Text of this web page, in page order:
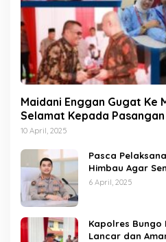
Maidani Enggan Gugat Ke
Selamat Kepada
10 April, 2025
Pasca
Himbau Agar
Kamtibmas
6 April, 2025
Kapolres Bungo
Lancar dan